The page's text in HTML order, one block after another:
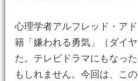
心理学者アルフレッド・ア
籍「嫌われる勇気」（ダイ
た。テレビドラマにもなっ
もしれません。今回は、こ